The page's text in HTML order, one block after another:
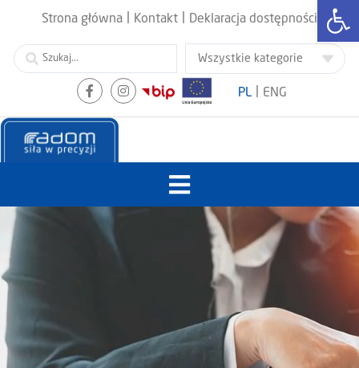
Strona główna Kontakt Deklaracja dostępności
PL ENG